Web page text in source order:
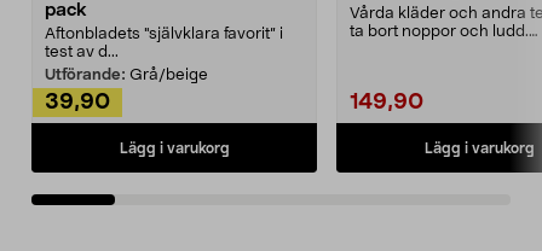
pack
Aftonbladets "självklara favorit” i
test av d...
Utförande: Grå/beige
39,90
Lägg i varukorg
Vårda kläder och andra
ta bort noppor och ludd.
149,90
Lägg i varukorg